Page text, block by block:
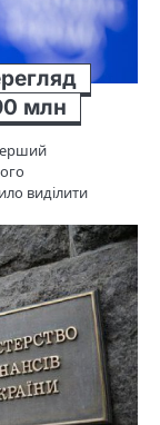
млн
виділити